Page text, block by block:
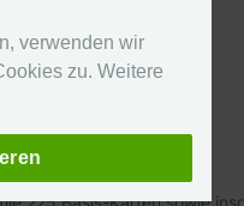
verwenden wir
zu. Weitere
225 Basis-Karten sowie